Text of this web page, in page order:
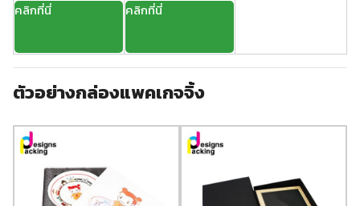
คลิกที่นี่ คลิกที่นี่
ตัวอย่างกล่องแพคเกจจิ้ง